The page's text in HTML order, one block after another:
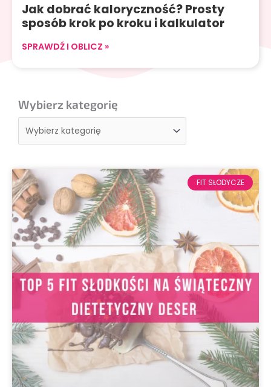
Jak dobrać kaloryczność? Prosty
sposób krok po kroku i kalkulator
SPRAWDŹ I OBLICZ »
Wybierz kategorię
Wybierz
kategorię
FIT SŁODYCZE